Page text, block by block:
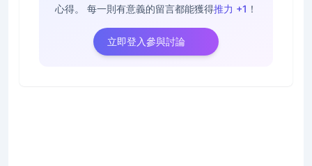
心得。
每一則有意義的留言都能獲得推力 +1 ！
立即登入參與討論